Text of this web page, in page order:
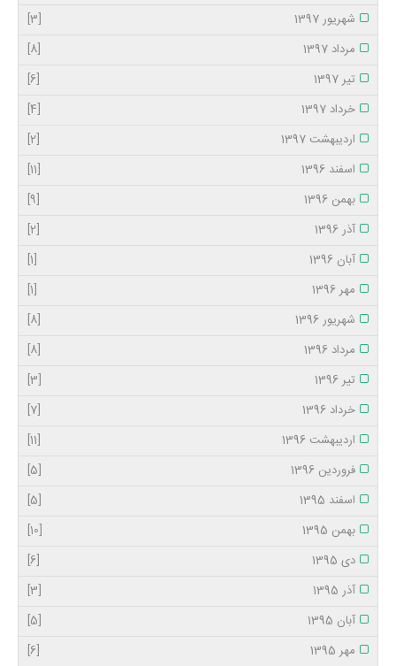
شهریور 1397
[3]
مرداد 1397
[8]
تیر 1397
[6]
خرداد 1397
[4]
اردیبهشت 1397
[2]
اسفند 1396
[11]
بهمن 1396
[9]
آذر 1396
[2]
آبان 1396
[1]
مهر 1396
[1]
شهریور 1396
[8]
مرداد 1396
[8]
تیر 1396
[3]
خرداد 1396
[7]
اردیبهشت 1396
[11]
فروردین 1396
[5]
اسفند 1395
[5]
بهمن 1395
[10]
دی 1395
[6]
آذر 1395
[3]
آبان 1395
[5]
مهر 1395
[6]